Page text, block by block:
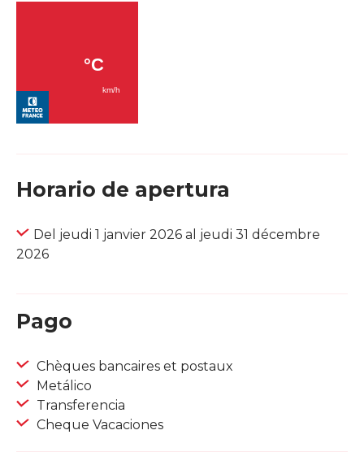
Horario de apertura
Del jeudi 1 janvier 2026 al jeudi 31 décembre
2026
Pago
Chèques bancaires et postaux
Metálico
Transferencia
Cheque Vacaciones